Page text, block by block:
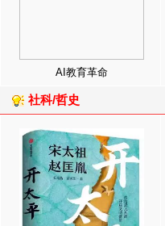
AI教育革命
社科/哲史